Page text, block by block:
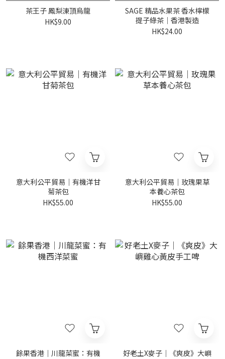
茶王子 鳳梨涷頂烏龍
HK$9.00
SAGE 精品水果茶 香水檸檬
提子綠茶｜香港製造
HK$24.00
意大利公平貿易｜有機洋甘
菊茶包
HK$55.00
意大利公平貿易｜玫瑰果草
本養心茶包
HK$55.00
餘果香港｜川龍菜蜜：有機
好老土X麥子｜《爽皮》大嶼